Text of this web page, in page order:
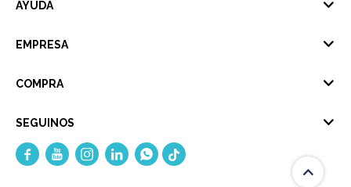
AYUDA
EMPRESA
COMPRA
SEGUINOS
    